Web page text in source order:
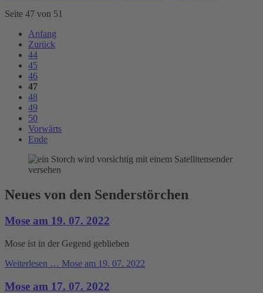
Seite 47 von 51
Anfang
Zurück
44
45
46
47
48
49
50
Vorwärts
Ende
Neues von den Senderstörchen
Mose am 19. 07. 2022
Mose ist in der Gegend geblieben
Weiterlesen … Mose am 19. 07. 2022
Mose am 17. 07. 2022